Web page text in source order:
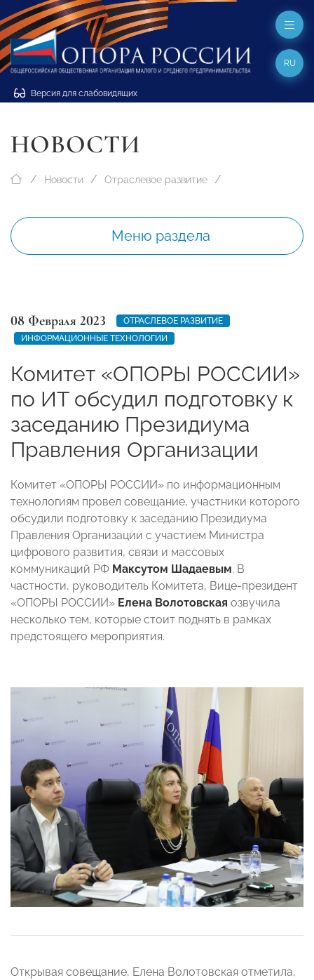
Версия для слабовидящих
RU
НОВОСТИ
Новости Отраслевое развитие
Меню раздела
08 Февраля 2023
ОТРАСЛЕВОЕ РАЗВИТИЕ
ИНФОРМАЦИОННЫЕ ТЕХНОЛОГИИ
Комитет «ОПОРЫ РОССИИ»
по ИТ обсудил подготовку к
заседанию Президиума
Правления Организации
Комитет «ОПОРЫ РОССИИ» по информационным
технологиям провел совещание, участники которого
обсудили подготовку к заседанию Президиума
Правления Организации с участием Министра
цифрового развития, связи и массовых
коммуникаций РФ Максутом Шадаевым. В
частности, руководитель Комитета, Вице-президент
«ОПОРЫ РОССИИ» Елена Волотовская озвучила
несколько тем, которые стоит поднять в рамках
предстоящего мероприятия.
Открывая совещание, Елена Волотовская отметила,